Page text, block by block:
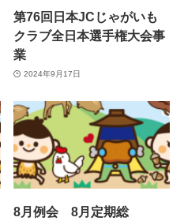
第76回日本JCじゃがいも
クラブ全日本選手権大会事
業
2024年9月17日
8月例会 8月定期総